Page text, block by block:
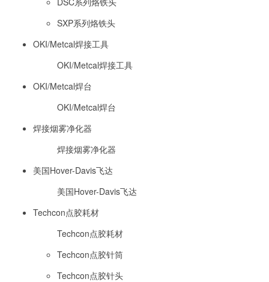
SXP系列烙铁头
OKI/Metcal焊接工具
OKI/Metcal焊接工具
OKI/Metcal焊台
OKI/Metcal焊台
焊接烟雾净化器
焊接烟雾净化器
美国Hover-Davis飞达
美国Hover-Davis飞达
Techcon点胶耗材
Techcon点胶耗材
Techcon点胶针筒
Techcon点胶针头